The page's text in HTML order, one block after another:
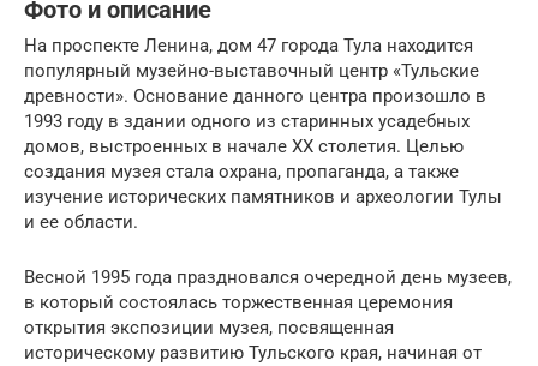
Фото и описание
На проспекте Ленина, дом 47 города Тула находится
популярный музейно-выставочный центр «Тульские
древности». Основание данного центра произошло в
1993 году в здании одного из старинных усадебных
домов, выстроенных в начале ХХ столетия. Целью
создания музея стала охрана, пропаганда, а также
изучение исторических памятников и археологии Тулы
и ее области.
Весной 1995 года праздновался очередной день музеев,
в который состоялась торжественная церемония
открытия экспозиции музея, посвященная
историческому развитию Тульского края, начиная от